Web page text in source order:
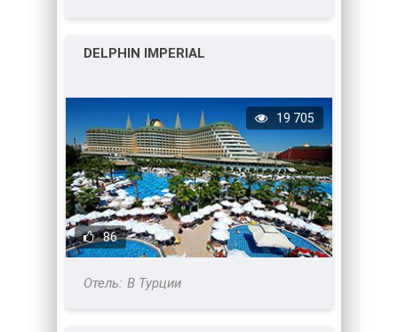
DELPHIN IMPERIAL
86
19 705
В Турции